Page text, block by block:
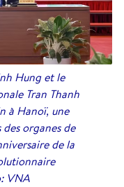
Hung et le
Tran Thanh
à Hanoï, une
organes de
de la
VNA